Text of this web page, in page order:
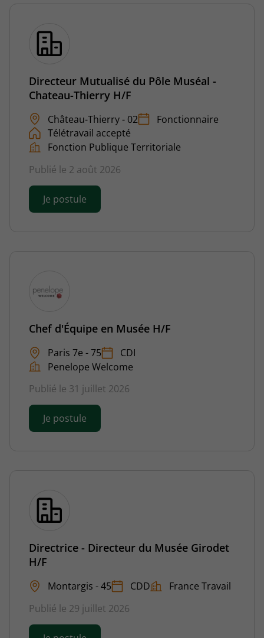
Directeur Mutualisé du Pôle Muséal -
Chateau-Thierry H/F
Château-Thierry - 02
Fonctionnaire
Télétravail accepté
Fonction Publique Territoriale
Publié le 2 août 2026
Je postule
Chef d'Équipe en Musée H/F
Paris 7e - 75
CDI
Penelope Welcome
Publié le 31 juillet 2026
Je postule
Directrice - Directeur du Musée Girodet
H/F
Montargis - 45 CDD
France Travail
Publié le 29 juillet 2026